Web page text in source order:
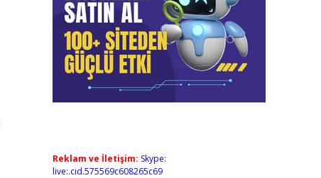
Reklam ve İletişim: Skype:
live:.cid.575569c608265c69